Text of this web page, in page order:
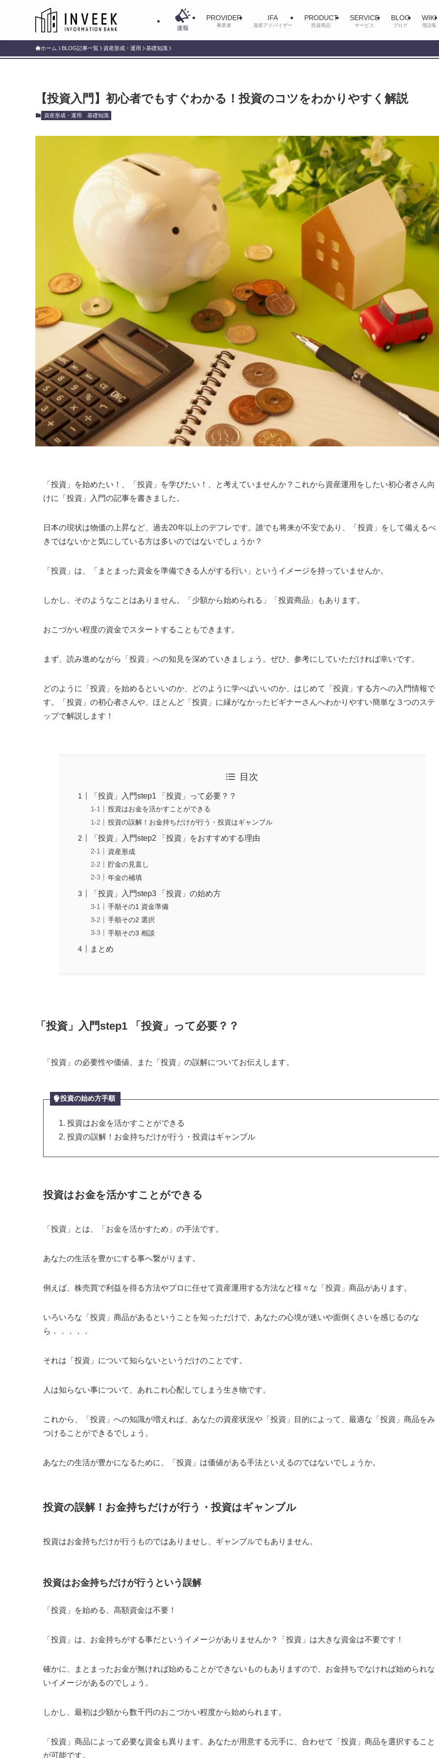
速報
PROVIDER
事業者
IFA
資産アドバイザー
PRODUCT
投資商品
SERVICE
サービス
BLOG
ブログ
WIKI
用語集
ホーム BLOG記事一覧 資産形成・運用 基礎知識
【投資入門】初心者でもすぐわかる！投資のコツをわかりやすく解説
資産形成・運用 基礎知識
「投資」を始めたい！、「投資」を学びたい！ 、と考えていませんか？これから資産運用をしたい初心者さん向
けに「投資」入門の記事を書きました。
日本の現状は物価の上昇など、過去20年以上のデフレです。誰でも将来が不安であり、「投資」をして備えるべ
きではないかと気にしている方は多いのではないでしょうか？
「投資」は、「まとまった資金を準備できる人がする行い」というイメージを持っていませんか。
しかし、そのようなことはありません。「少額から始められる」「投資商品」もあります。
おこづかい程度の資金でスタートすることもできます。
まず、読み進めながら「投資」への知見を深めていきましょう。ぜひ、参考にしていただければ幸いです。
どのように「投資」を始めるといいのか、どのように学べばいいのか、はじめて「投資」する方への入門情報で
す。「投資」の初心者さんや、ほとんど「投資」に縁がなかったビギナーさんへわかりやすい簡単な３つのステ
ップで解説します！
目次
「投資」入門step1 「投資」って必要？？
投資はお金を活かすことができる
投資の誤解！お金持ちだけが行う・投資はギャンブル
「投資」入門step2 「投資」をおすすめする理由
資産形成
貯金の見直し
年金の補填
「投資」入門step3 「投資」の始め方
手順その1 資金準備
手順その2 選択
手順その3 相談
まとめ
「投資」入門step1 「投資」って必要？？
「投資」の必要性や価値、また「投資」の誤解についてお伝えします。
投資の始め方手順
投資はお金を活かすことができる
投資の誤解！お金持ちだけが行う・投資はギャンブル
投資はお金を活かすことができる
「投資」とは、「お金を活かすため」の手法です。
あなたの生活を豊かにする事へ繋がります。
例えば、株売買で利益を得る方法やプロに任せて資産運用する方法など様々な「投資」商品があります。
いろいろな「投資」商品があるということを知っただけで、あなたの心境が迷いや面倒くさいを感じるのな
ら．．．．．
それは「投資」について知らないというだけのことです。
人は知らない事について、あれこれ心配してしまう生き物です。
これから、「投資」への知識が増えれば、あなたの資産状況や「投資」目的によって、最適な「投資」商品をみ
つけることができるでしょう。
あなたの生活が豊かになるために、「投資」は価値がある手法といえるのではないでしょうか。
投資の誤解！お金持ちだけが行う・投資はギャンブル
投資はお金持ちだけが行うものではありませし、ギャンブルでもありません。
投資はお金持ちだけが行うという誤解
「投資」を始める、高額資金は不要！
「投資」は、お金持ちがする事だというイメージがありませんか？「投資」は大きな資金は不要です！
確かに、まとまったお金が無ければ始めることができないものもありますので、お金持ちでなければ始められな
いイメージがあるのでしょう。
しかし、最初は少額から数千円のおこづかい程度から始められます。
「投資」商品によって必要な資金も異ります。あなたが用意する元手に、合わせて「投資」商品を選択すること
が可能です。